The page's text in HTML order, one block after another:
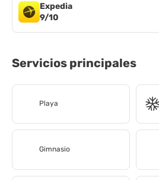
Expedia
9/10
Servicios principales
Playa
Gimnasio